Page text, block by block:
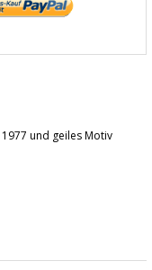
und geiles Motiv